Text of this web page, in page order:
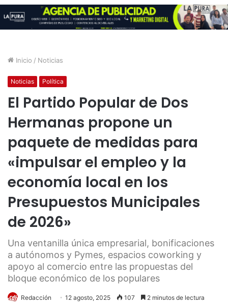
Inicio / Noticias
Noticias Política
El Partido Popular de Dos
Hermanas propone un
paquete de medidas para
«impulsar el empleo y la
economía local en los
Presupuestos Municipales
de 2026»
Una ventanilla única empresarial, bonificaciones
a autónomos y Pymes, espacios coworking y
apoyo al comercio entre las propuestas del
bloque económico de los populares
Redacción 12 agosto, 2025 107 2 minutos de lectura